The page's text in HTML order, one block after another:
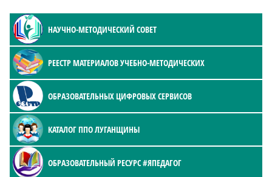
НАУЧНО-МЕТОДИЧЕСКИЙ СОВЕТ
РЕЕСТР МАТЕРИАЛОВ УЧЕБНО-МЕТОДИЧЕСКИХ
ОБРАЗОВАТЕЛЬНЫХ ЦИФРОВЫХ СЕРВИСОВ
КАТАЛОГ ППО ЛУГАНЩИНЫ
ОБРАЗОВАТЕЛЬНЫЙ РЕСУРС #ЯПЕДАГОГ